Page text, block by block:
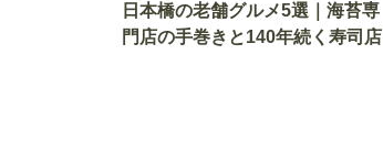
日本橋の老舗グルメ5選｜海苔専
門店の手巻きと140年続く寿司店